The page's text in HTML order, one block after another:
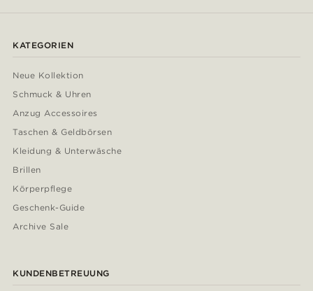
KATEGORIEN
Neue Kollektion
Schmuck & Uhren
Anzug Accessoires
Taschen & Geldbörsen
Kleidung & Unterwäsche
Brillen
Körperpflege
Geschenk-Guide
Archive Sale
KUNDENBETREUUNG